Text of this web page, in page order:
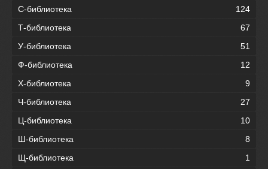
С-библиотека
124
Т-библиотека
67
У-библиотека
51
Ф-библиотека
12
Х-библиотека
9
Ч-библиотека
27
Ц-библиотека
10
Ш-библиотека
8
Щ-библиотека
1